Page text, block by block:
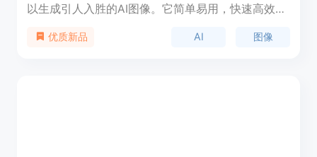
以生成引人入胜的AI图像。它简单易用，快速高效！
AI图像平台，生成引人入胜的AI艺术。
优质新品 AI 图像